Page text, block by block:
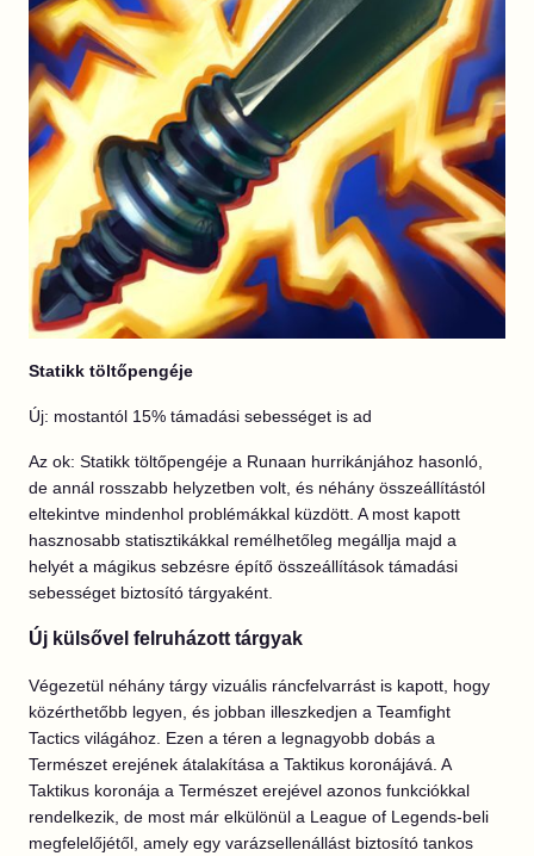
Statikk töltőpengéje
Új: mostantól 15% támadási sebességet is ad
Az ok: Statikk töltőpengéje a Runaan hurrikánjához hasonló,
de annál rosszabb helyzetben volt, és néhány összeállítástól
eltekintve mindenhol problémákkal küzdött. A most kapott
hasznosabb statisztikákkal remélhetőleg megállja majd a
helyét a mágikus sebzésre építő összeállítások támadási
sebességet biztosító tárgyaként.
Új külsővel felruházott tárgyak
Végezetül néhány tárgy vizuális ráncfelvarrást is kapott, hogy
közérthetőbb legyen, és jobban illeszkedjen a Teamfight
Tactics világához. Ezen a téren a legnagyobb dobás a
Természet erejének átalakítása a Taktikus koronájává. A
Taktikus koronája a Természet erejével azonos funkciókkal
rendelkezik, de most már elkülönül a League of Legends-beli
megfelelőjétől, amely egy varázsellenállást biztosító tankos